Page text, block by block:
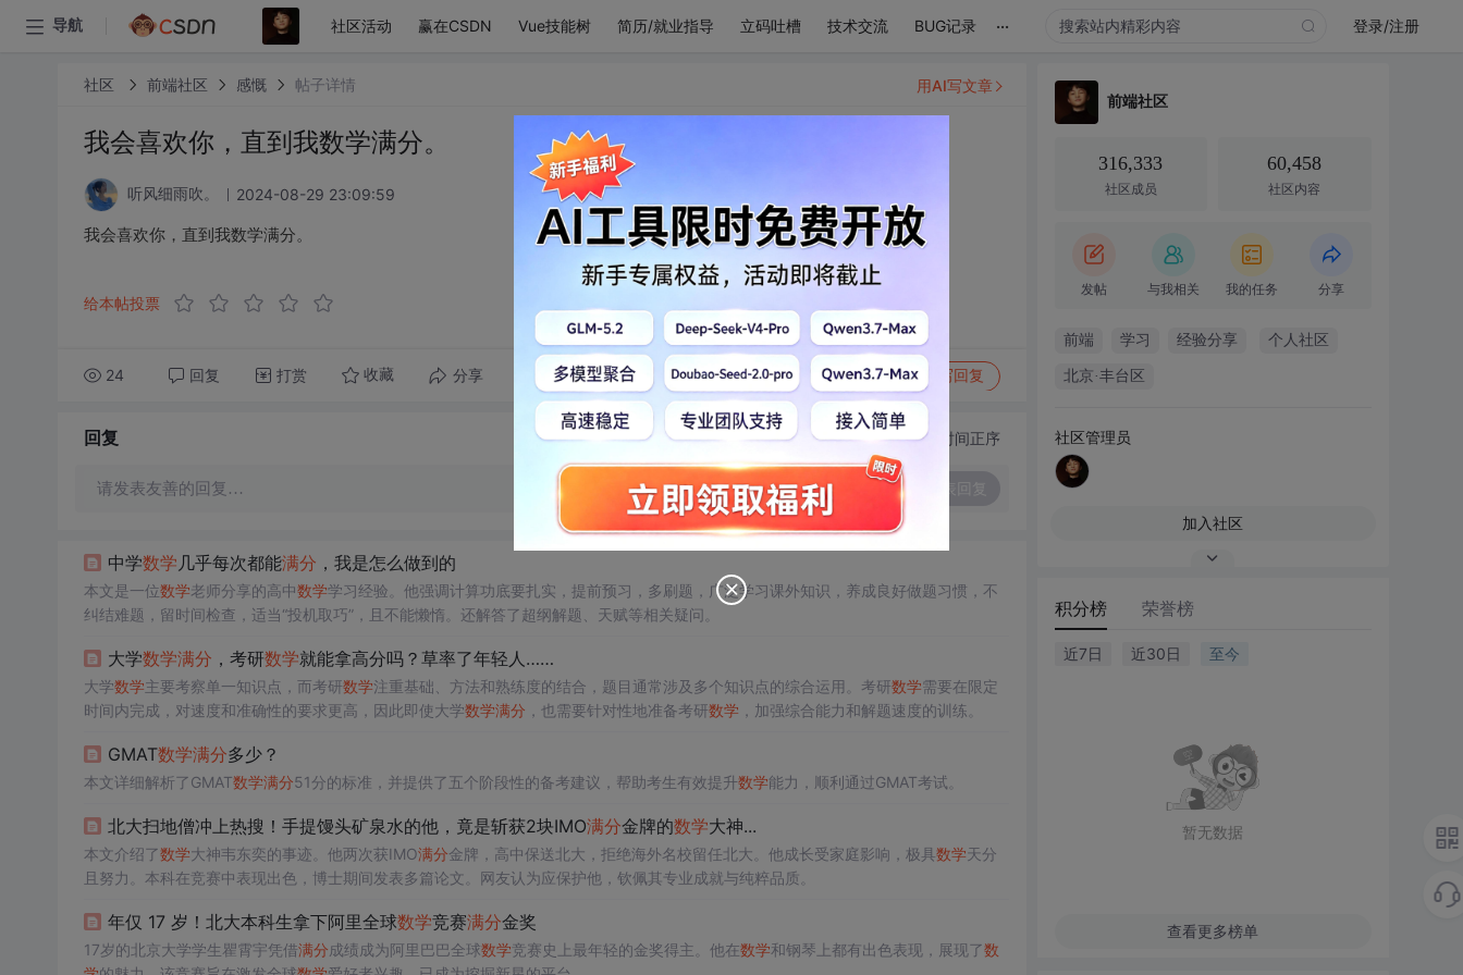
导航 社区活动 赢在CSDN Vue技能树 简历/就业指导 立码吐槽 技术交流 BUG记录 ... 登录/注册
社区 前端社区 感慨 帖子详情
我会喜欢你，直到我数学满分。
听风细雨吹。 2024-08-29 23:09:59
我会喜欢你，直到我数学满分。
给本帖投票
24 回复 打赏 收藏 分享 转发到动态 举报 写回复
用AI写文章
回复 切换为时间正序
请发表友善的回复…
中学数学 几乎每次都能满分 ，我是怎么做到的
本文是一位数学老师分享的高中数学学习经验。他强调计算功底要扎实，提前预习，多刷题，广泛学习课外知识，养成良好做题习惯，不
纠结难题，留时间检查，适当“投机取巧”，且不能懒惰。还解答了超纲解题、天赋等相关疑问。
大学数学满分 ，考研数学就能拿高分吗？草率了年轻人……
大学数学主要考察单一知识点，而考研数学注重基础、方法和熟练度的结合，题目通常涉及多个知识点的综合运用。考研数学需要在限定
时间内完成，对速度和准确性的要求更高，因此即使大学数学满分 ，也需要针对性地准备考研数学 ，加强综合能力和解题速度的训练。
GMAT数学满分多少？
本文详细解析了GMAT数学满分51分的标准，并提供了五个阶段性的备考建议，帮助考生有效提升数学能力，顺利通过GMAT考试。
北大扫地僧冲上热搜！手提馒头矿泉水的他，竟是斩获2块IMO满分金牌的数学大神...
本文介绍了数学大神韦东奕的事迹。他两次获IMO满分金牌，高中保送北大，拒绝海外名校留任北大。他成长受家庭影响，极具数学天分
且努力。本科在竞赛中表现出色，博士期间发表多篇论文。网友认为应保护他，钦佩其专业成就与纯粹品质。
年仅 17 岁！北大本科生拿下阿里全球数学竞赛满分金奖
17岁的北京大学学生瞿霄宇凭借满分成绩成为阿里巴巴全球数学竞赛史上最年轻的金奖得主。他在数学和钢琴上都有出色表现，展现了数
前端社区
316,333
社区成员
60,458
社区内容
发帖 与我相关 我的任务 分享
前端 学习 经验分享 个人社区
北京·丰台区
社区管理员
加入社区
积分榜 荣誉榜
近7日 近30日 至今
暂无数据
查看更多榜单